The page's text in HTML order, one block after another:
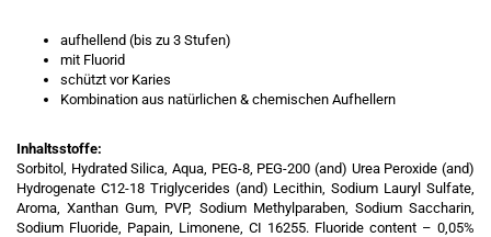
aufhellend (bis zu 3 Stufen)
mit Fluorid
schützt vor Karies
Kombination aus natürlichen & chemischen Aufhellern
Inhaltsstoffe:
Sorbitol, Hydrated Silica, Aqua, PEG-8, PEG-200 (and) Urea Peroxide (and)
Hydrogenate C12-18 Triglycerides (and) Lecithin, Sodium Lauryl Sulfate,
Aroma, Xanthan Gum, PVP, Sodium Methylparaben, Sodium Saccharin,
Sodium Fluoride, Papain, Limonene, CI 16255. Fluoride content – 0,05%